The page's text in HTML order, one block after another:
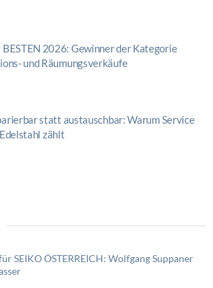
BESTEN 2026: Gewinner der Kategorie
und Räumungsverkäufe
statt austauschbar: Warum Service
zählt
SEIKO ÖSTERREICH: Wolfgang Suppaner